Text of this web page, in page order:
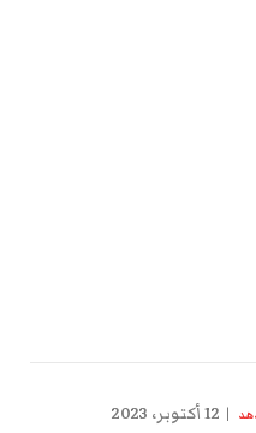
12 أكتوبر، 2023